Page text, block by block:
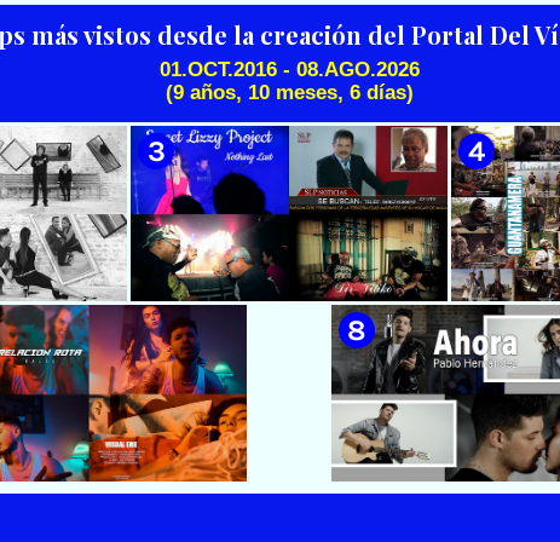
Científiko || CUBA
🟡 Silvio Rodríguez - ¨El
Mayor¨ 📺 Videoclip - 🎬
Director: Ángel Alderete -
Videoclip de la película de
ficción ¨EL MAYOR¨ inspirada
en la vida del Mayor General
Ignacio Agramonte y Loynaz /
Director: Rigoberto López
Pego / ICAIC 👉 CUBA 👌
🟢 Pirro | ¨Vuelve a mi¨ |
Videoclip | Música Urbana
Cubana | Artistas Cubanos |
Canción | CUBA
más vistos desde la creación del Portal Del
01.OCT.2016 - 08.AGO.2026
(9 años, 10 meses, 6 días)
& Luna
después¨ -
Lester
🟡 Sweet Lizzy Project - ¨Nothing
Lasts¨ - Videoclip - Dirección:
Víctor Vinuesa (Vitiko)
🟡
Change -